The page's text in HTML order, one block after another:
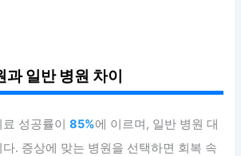
과 일반 병원 차이
료 성공률이85%에 이르며, 일반 병원 대
. 증상에 맞는 병원을 선택하면 회복 속